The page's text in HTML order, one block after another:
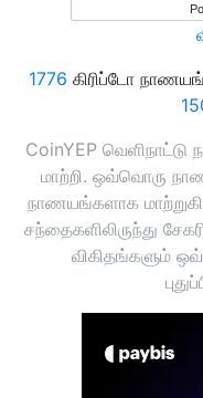
1776 கிரிப்டோ
CoinYEP வெளிநாட்டு
மாற்றி. ஒவ்வொரு
நாணயங்களாக
சந்தைகளிலிருந்து
விகிதங்களும்